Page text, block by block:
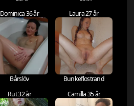
Dominica 36 år
Bårslöv
Laura 27 år
Bunkeflostrand
Rut 32 år Camilla 35 år